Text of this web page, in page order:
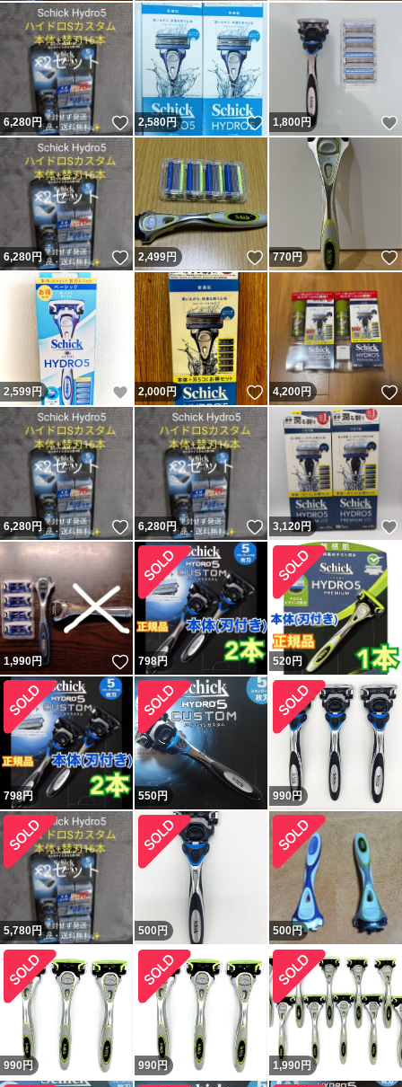
6,280円 いいね！
2,580円 いいね！
1,800円
6,280円 いいね！
2,499円 いいね！
770円
2,599円 いいね！
2,000円 いいね！
4,200円
6,280円 いいね！
6,280円 いいね！
3,120円
1,990円 いいね！
798円 520円
798円 550円 990円
5,780円 500円 500円
990 円 990 円 1,990 円